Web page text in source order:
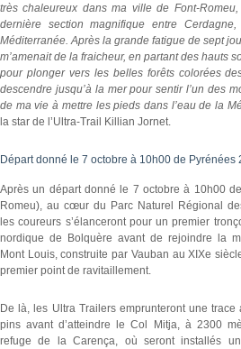
très chaleureux dans ma ville de Font-
dernière section magnifique entre
Méditerranée. Après la grande fatigue de sept
m’amenait de la fraicheur, en partant des hauts
pour plonger vers les belles forêts colorées
descendre jusqu’à la mer pour sentir l’un des
de ma vie à mettre les pieds dans l’eau de la
la star de l’Ultra-Trail Killian Jornet.
Départ donné le 7 octobre à 10h00 de Pyrénées
Après un départ donné le 7 octobre à 10h00
Romeu), au cœur du Parc Naturel Régional
les coureurs s’élanceront pour un premier
nordique de Bolquère avant de rejoindre la
Mont Louis, construite par Vauban au XIXe
premier point de ravitaillement.
De là, les Ultra Trailers emprunteront une
pins avant d’atteindre le Col Mitja, à 2300
refuge de la Carença, où seront installés